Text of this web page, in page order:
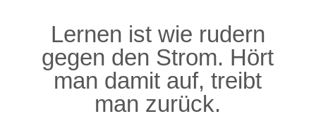
Lernen ist wie rudern
gegen den Strom. Hört
man damit auf, treibt
man zurück.